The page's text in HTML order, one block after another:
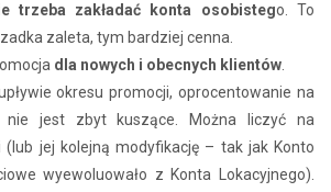
trzeba zakładać konta osobistego. To
zaleta, tym bardziej cenna.
dla nowych i obecnych klientów
okresu promocji, oprocentowanie na
nie jest zbyt kuszące. Można liczyć na
(lub jej kolejną modyfikację – tak jak Konto
wyewoluowało z Konta Lokacyjnego).